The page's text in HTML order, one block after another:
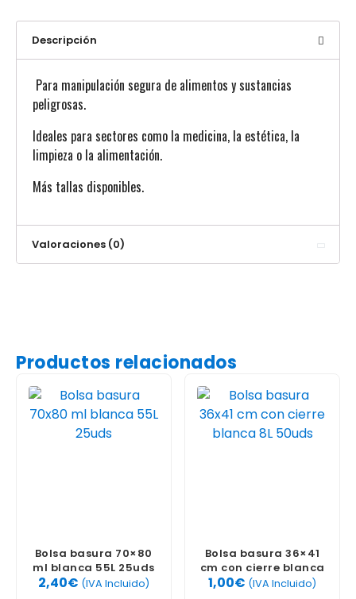
Descripción
Para manipulación segura de alimentos y sustancias
peligrosas.
Ideales para sectores como la medicina, la estética, la
limpieza o la alimentación.
Más tallas disponibles.
Valoraciones (0)
Productos relacionados
Bolsa basura 70×80
ml blanca 55L 25uds
2,40€ (IVA Incluido)
Bolsa basura 36×41
cm con cierre blanca
8L 50uds
1,00€ (IVA Incluido)